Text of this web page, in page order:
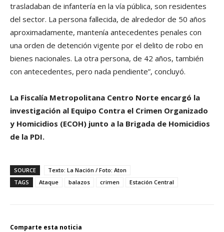
trasladaban de infantería en la vía pública, son residentes
del sector. La persona fallecida, de alrededor de 50 años
aproximadamente, mantenía antecedentes penales con
una orden de detención vigente por el delito de robo en
bienes nacionales. La otra persona, de 42 años, también
con antecedentes, pero nada pendiente”, concluyó.
La Fiscalía Metropolitana Centro Norte encargó la
investigación al Equipo Contra el Crimen Organizado
y Homicidios (ECOH) junto a la Brigada de Homicidios
de la PDI.
SOURCE
Texto: La Nación / Foto: Aton
TAGS
Ataque balazos crimen Estación Central
Comparte esta noticia